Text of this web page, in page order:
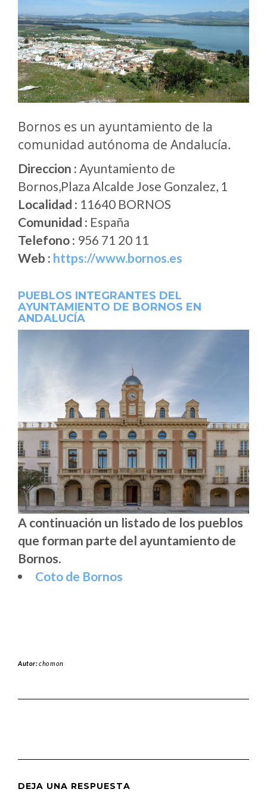
Bornos es un ayuntamiento de la
comunidad autónoma de Andalucía.
Direccion : Ayuntamiento de
Bornos,Plaza Alcalde Jose Gonzalez, 1
Localidad : 11640 BORNOS
Comunidad : España
Telefono : 956 71 20 11
Web : https://www.bornos.es
PUEBLOS INTEGRANTES DEL
AYUNTAMIENTO DE BORNOS EN
ANDALUCÍA
A continuación un listado de los pueblos
que forman parte del ayuntamiento de
Bornos.
Coto de Bornos
Autor:chomon
DEJA UNA RESPUESTA